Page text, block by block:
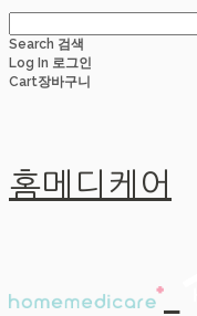
Search 검색
Log In 로그인
Cart장바구니
홈메디케어